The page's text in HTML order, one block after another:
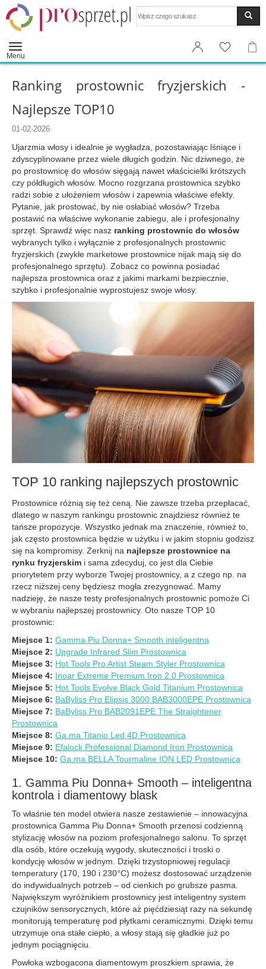
Menu
Ranking prostownic fryzjerskich -
Najlepsze TOP10
01-02-2026
Ujarzmia włosy i idealnie je wygładza, pozostawiając lśniące i
zdyscyplinowane przez wiele długich godzin. Nic dziwnego, że
po prostownicę do włosów sięgają nawet właścicielki krótszych
czy półdługich włosów. Mocno rozgrzana prostownica szybko
radzi sobie z ułożeniem włosów i zapewnia właściwe efekty.
Pytanie, jak prostować, by nie osłabiać włosów? Trzeba
postawić na właściwe wykonanie zabiegu, ale i profesjonalny
sprzęt. Sprawdź więc nasz ranking prostownic do włosów
wybranych tylko i wyłącznie z profesjonalnych prostownic
fryzjerskich (zwykłe marketowe prostownice nijak mają się do
profesjonalnego sprzętu). Zobacz co powinna posiadać
najlepsza prostownica oraz z jakimi markami bezpiecznie,
szybko i profesjonalnie wyprostujesz swoje włosy.
TOP 10 ranking najlepszych prostownic
Prostownice różnią się też ceną. Nie zawsze trzeba przepłacać,
dlatego w naszym rankingu prostownic znajdziesz również te
tańsze propozycje. Wszystko jednak ma znaczenie, również to,
jak często prostownica będzie w użytku i w jakim stopniu godzisz
się na kompromisy. Zerknij na najlepsze prostownice na
rynku fryzjerskim i sama zdecyduj, co jest dla Ciebie
priorytetem przy wyborze Twojej prostownicy, a z czego np. na
rzecz niższej ceny będziesz mogła zrezygnować. Mamy
nadzieję, że nasze testy profesjonalnych prostownic pomoże Ci
w wybraniu najlepszej prostownicy. Oto nasze TOP 10
prostownic:
Miejsce 1: Gamma Piu Donna+ Smooth inteligentna
Miejsce 2: Upgrade Infrared Slim Prostownica
Miejsce 3: Hot Tools Pro Artist Steam Styler Prostownica
Miejsce 4: Inoar Extreme Premium Iron 2.0 Prostownica
Miejsce 5: Hot Tools Evolve Black Gold Titanium Prostownica
Miejsce 6: BaByliss Pro Elipsis 3000 BAB3000EPE Prostownica
Miejsce 7: BaByliss Pro BAB2091EPE The Straightener
Prostownica
Miejsce 8: Ga.ma Titanio Led 4D Prostownica
Miejsce 9: Efalock Professional Diamond Iron Prostownica
Miejsce 10: Ga.ma BELLA Tourmaline ION LED Prostownica
1. Gamma Piu Donna+ Smooth – inteligentna
kontrola i diamentowy blask
To właśnie ten model otwiera nasze zestawienie – innowacyjna
prostownica Gamma Piu Donna+ Smooth przenosi codzienną
stylizację włosów na poziom profesjonalnego salonu. To sprzęt
dla osób, które oczekują wygody, skuteczności i troski o
kondycję włosów w jednym. Dzięki trzystopniowej regulacji
temperatury (170, 190 i 230°C) możesz dostosować urządzenie
do indywidualnych potrzeb – od cienkich po grubsze pasma.
Największym wyróżnikiem prostownicy jest inteligentny system
czujników sensorycznych, które aż pięćdziesiąt razy na sekundę
monitorują temperaturę pod płytkami ceramicznymi. Dzięki temu
utrzymuje ona stałe ciepło, a włosy stają się gładkie już po
jednym pociągnięciu.
Powłoka wzbogacona diamentowym proszkiem sprawia, że